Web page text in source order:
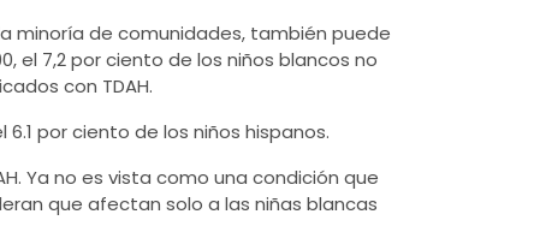
minoría de comunidades, también puede
el 7,2 por ciento de los niños blancos no
con TDAH.
6.1 por ciento de los niños hispanos.
Ya no es vista como una condición que
que afectan solo a las niñas blancas